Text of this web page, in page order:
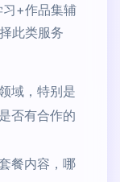
习+作品集辅
此类服务
域，特别是
否有合作的
餐内容，哪